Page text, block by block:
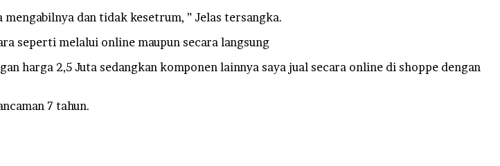
mengabilnya dan tidak kesetrum, ” Jelas tersangka.
seperti melalui online maupun secara langsung
harga 2,5 Juta sedangkan komponen lainnya saya jual secara online di shoppe dengan
7 tahun.